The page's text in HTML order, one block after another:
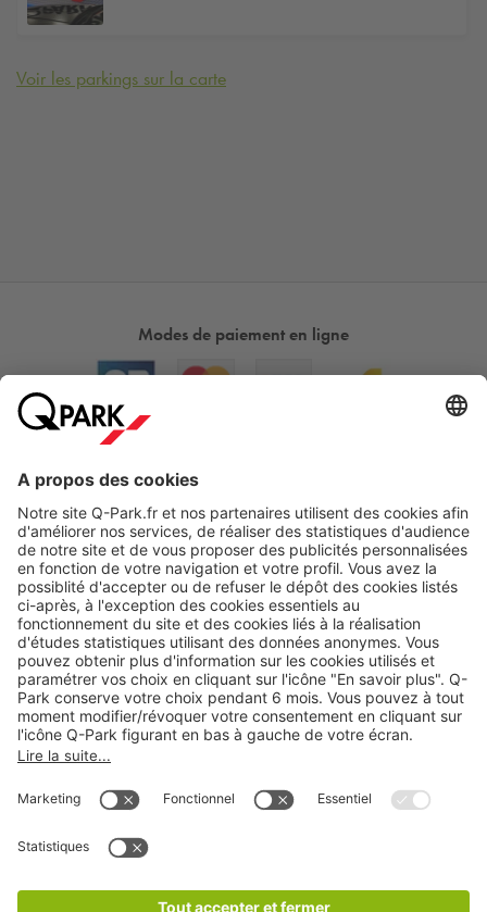
Voir les parkings sur la carte
Modes de paiement en ligne
Nos produits
Nos services
CGU